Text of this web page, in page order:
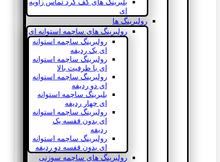
بلبرینگ های کف گرد تماس زاویه
ای
رولبرینگ ها
رولبرینگ های ساچمه استوانه ای
رولبرینگ ساچمه استوانه
ای یک ردیفه
رولبرینگ ساچمه استوانه
ای با ظرفیت بالا
رولبرینگ ساچمه استوانه
ای دو ردیفه
بلبرینگ ساچمه استوانه
ای چهار ردیفه
رولبرینگ ساچمه استوانه
ای بدون قفسه یک
ردیفه
رولبرینگ ساچمه استوانه
ای بدون قفسه دو ردیفه
رولبرینگ های ساچمه سوزنی